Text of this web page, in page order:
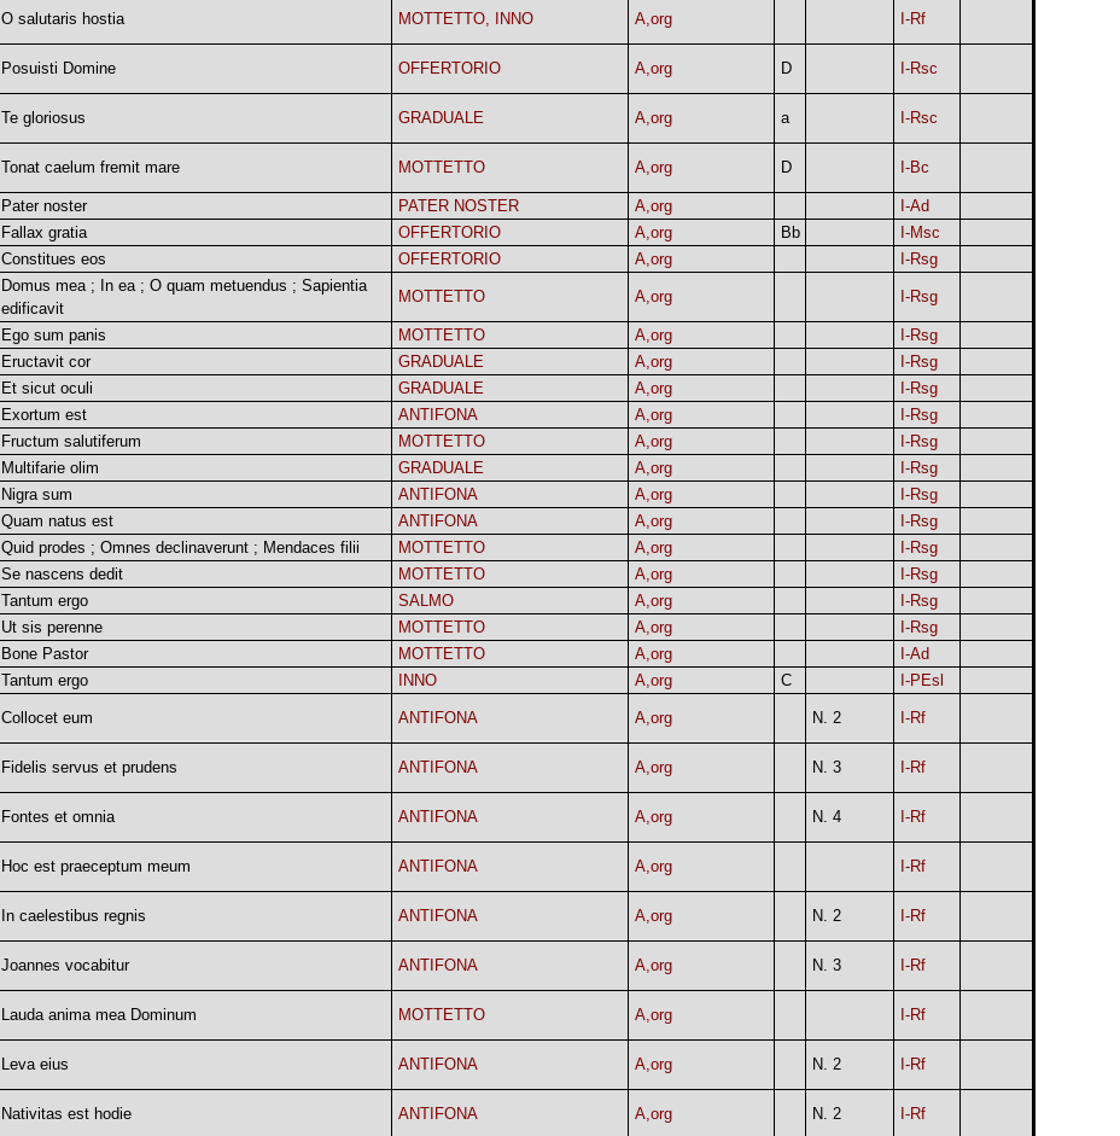
O salutaris hostia MOTTETTO, INNO A,org I-Rf
Posuisti Domine OFFERTORIO A,org D I-Rsc
Te gloriosus GRADUALE A,org a I-Rsc
Tonat caelum fremit mare MOTTETTO A,org D I-Bc
Pater noster PATER NOSTER A,org
I-Ad
Fallax gratia OFFERTORIO A,org Bb
I-Msc
Constitues eos OFFERTORIO A,org I-Rsg
Domus mea ; In ea ; O quam metuendus ; Sapientia
edificavit
MOTTETTO A,org I-Rsg
Ego sum panis MOTTETTO A,org
I-Rsg
Eructavit cor GRADUALE A,org
I-Rsg
Et sicut oculi GRADUALE A,org
I-Rsg
Exortum est ANTIFONA A,org
I-Rsg
Fructum salutiferum MOTTETTO A,org
I-Rsg
Multifarie olim GRADUALE A,org
I-Rsg
Nigra sum ANTIFONA A,org
I-Rsg
Quam natus est ANTIFONA A,org
I-Rsg
Quid prodes ; Omnes declinaverunt ; Mendaces filii MOTTETTO A,org
I-Rsg
Se nascens dedit MOTTETTO A,org
I-Rsg
Tantum ergo SALMO A,org
I-Rsg
Ut sis perenne MOTTETTO A,org
I-Rsg
Bone Pastor MOTTETTO A,org
I-Ad
Tantum ergo INNO A,org C
I-PEsl
Collocet eum ANTIFONA A,org N. 2 I-Rf
Fidelis servus et prudens ANTIFONA A,org N. 3 I-Rf
Fontes et omnia ANTIFONA A,org N. 4 I-Rf
Hoc est praeceptum meum ANTIFONA A,org I-Rf
In caelestibus regnis ANTIFONA A,org N. 2 I-Rf
Joannes vocabitur ANTIFONA A,org N. 3 I-Rf
Lauda anima mea Dominum MOTTETTO A,org I-Rf
Leva eius ANTIFONA A,org N. 2 I-Rf
Nativitas est hodie ANTIFONA A,org N. 2 I-Rf